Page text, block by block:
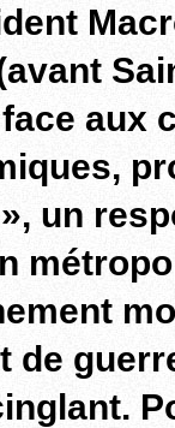
aux
un
de